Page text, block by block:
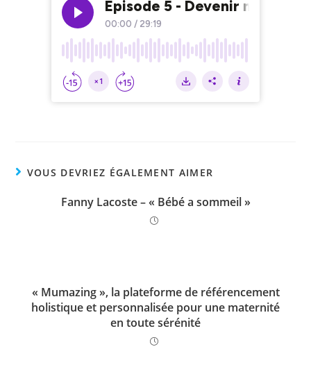
VOUS DEVRIEZ ÉGALEMENT AIMER
Fanny Lacoste – « Bébé a sommeil »
« Mumazing », la plateforme de référencement
holistique et personnalisée pour une maternité
en toute sérénité